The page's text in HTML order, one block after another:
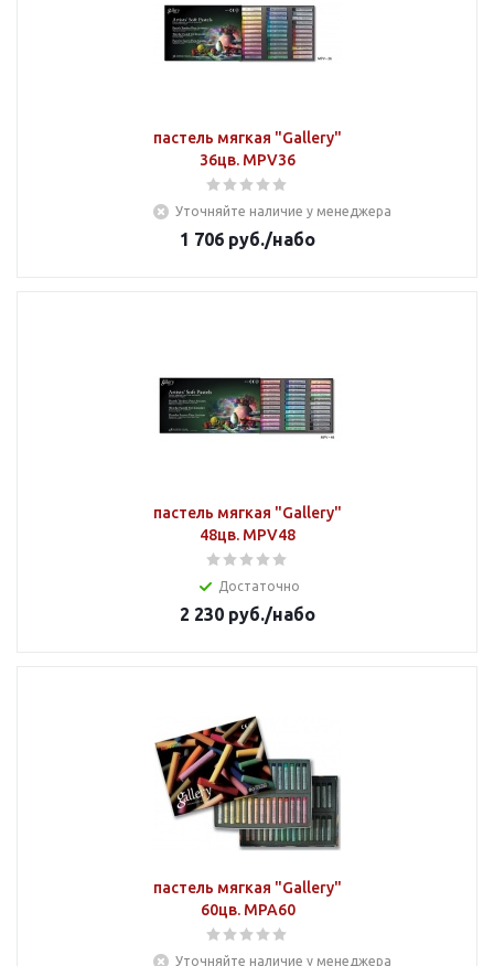
пастель мягкая "Gallery"
36цв. MPV36
Уточняйте наличие у менеджера
1 706 руб./набо
пастель мягкая "Gallery"
48цв. MPV48
Достаточно
2 230 руб./набо
пастель мягкая "Gallery"
60цв. MPA60
Уточняйте наличие у менеджера